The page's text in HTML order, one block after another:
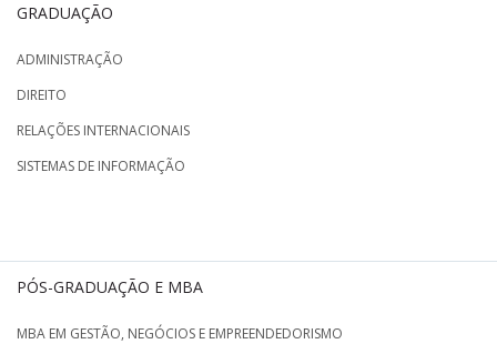
GRADUAÇÃO
ADMINISTRAÇÃO
DIREITO
RELAÇÕES INTERNACIONAIS
SISTEMAS DE INFORMAÇÃO
PÓS-GRADUAÇÃO E MBA
MBA EM GESTÃO, NEGÓCIOS E EMPREENDEDORISMO